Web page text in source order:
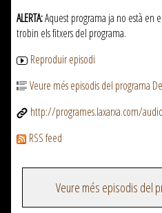
ALERTA:Aquest programa ja no està en
trobin els fitxers del programa.
Reproduir episodi
Veure més episodis del programa
http://programes.laxarxa.com/
RSS feed
Veure més episodis del